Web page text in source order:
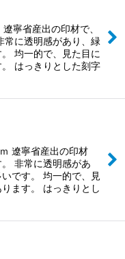
寧省産出の印材で、
常に透明感があり、緑
均一的で、見た目に
はっきりとした刻字
遼寧省産出の印材
非常に透明感があ
です。 均一的で、見
ます。 はっきりとし